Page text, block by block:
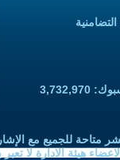
متاحة للجميع مع
هيئة الادارة لا